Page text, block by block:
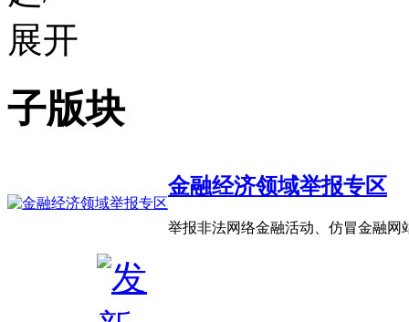
子版块
金融经济领域举报专区
举报非法网络金融活动、仿冒金融网